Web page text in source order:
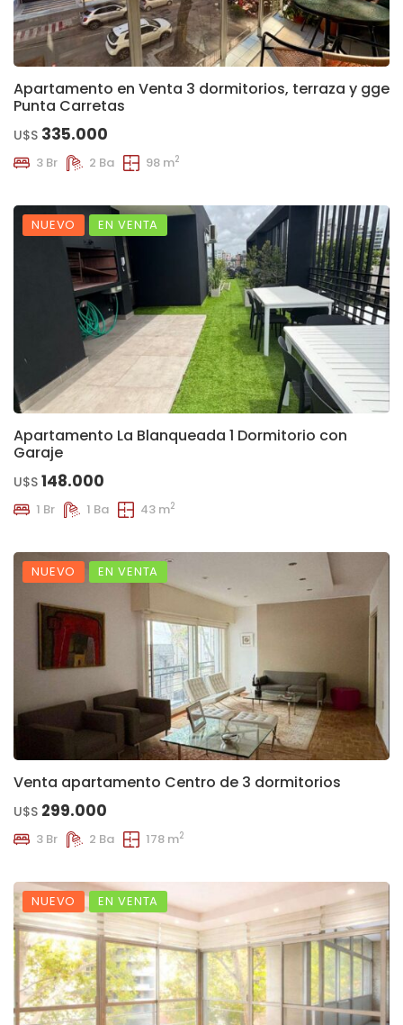
Apartamento en Venta 3 dormitorios, terraza y gge
Punta Carretas
U$S 335.000
3 Br 2 Ba 98 m2
NUEVO EN VENTA
Apartamento La Blanqueada 1 Dormitorio con
Garaje
U$S 148.000
1 Br 1 Ba 43 m2
NUEVO EN VENTA
Venta apartamento Centro de 3 dormitorios
U$S 299.000
3 Br 2 Ba 178 m2
NUEVO EN VENTA